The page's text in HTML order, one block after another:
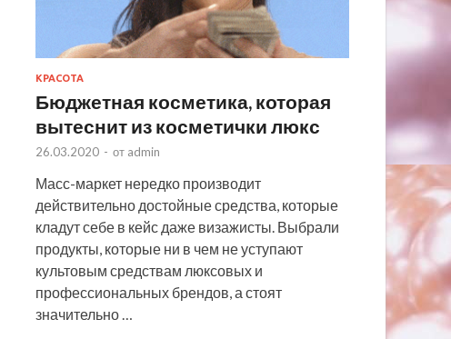
КРАСОТА
Бюджетная косметика, которая
вытеснит из косметички люкс
26.03.2020 - от admin
Масс-маркет нередко производит
действительно достойные средства, которые
кладут себе в кейс даже визажисты. Выбрали
продукты, которые ни в чем не уступают
культовым средствам люксовых и
профессиональных брендов, а стоят
значительно …